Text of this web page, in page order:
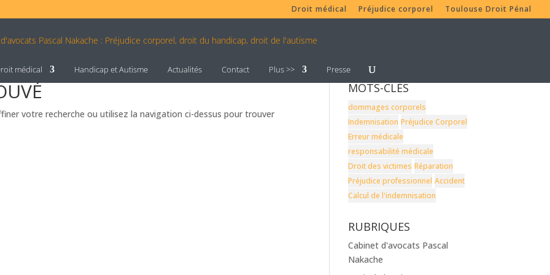
Droit médical Préjudice corporel Toulouse Droit Pénal
médical Handicap et Autisme Actualités Contact Plus >> Presse
votre recherche ou utilisez la navigation ci-dessus pour trouver
MOTS-CLÉS
dommages corporels
Indemnisation Préjudice Corporel
Erreur médicale
responsabilité médicale
Droit des victimes Réparation
Préjudice professionnel Accident
Calcul de l'indemnisation
RUBRIQUES
Cabinet d'avocats Pascal
Nakache